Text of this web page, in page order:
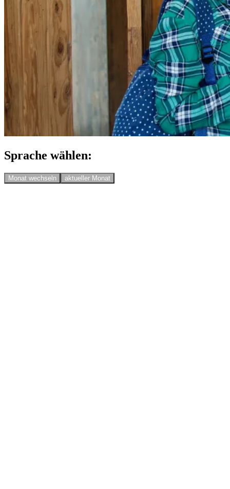
Sprache wählen:
Monat wechseln aktueller Monat